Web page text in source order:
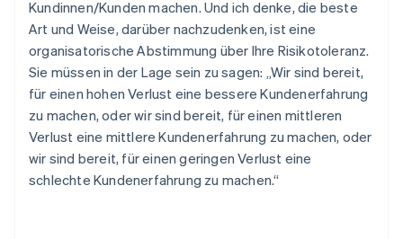
Kundinnen/Kunden machen. Und ich denke, die beste
Art und Weise, darüber nachzudenken, ist eine
organisatorische Abstimmung über Ihre Risikotoleranz.
Sie müssen in der Lage sein zu sagen: „Wir sind bereit,
für einen hohen Verlust eine bessere Kundenerfahrung
zu machen, oder wir sind bereit, für einen mittleren
Verlust eine mittlere Kundenerfahrung zu machen, oder
wir sind bereit, für einen geringen Verlust eine
schlechte Kundenerfahrung zu machen.“